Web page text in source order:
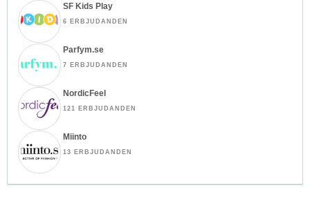
SF Kids Play
6 ERBJUDANDEN
Parfym.se
7 ERBJUDANDEN
NordicFeel
121 ERBJUDANDEN
Miinto
13 ERBJUDANDEN